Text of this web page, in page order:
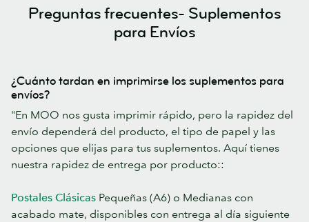
Preguntas frecuentes- Suplementos
para Envíos
¿Cuánto tardan en imprimirse los suplementos para
envíos?
"En MOO nos gusta imprimir rápido, pero la rapidez del
envío dependerá del producto, el tipo de papel y las
opciones que elijas para tus suplementos. Aquí tienes
nuestra rapidez de entrega por producto::
Postales Clásicas Pequeñas (A6) o Medianas con
acabado mate, disponibles con entrega al día siguiente